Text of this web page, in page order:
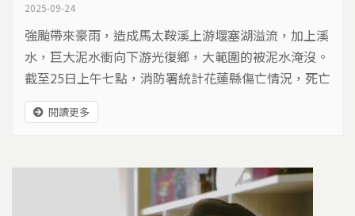
2025-09-24
強颱帶來豪雨，造成馬太鞍溪上游堰塞湖溢流，加上溪
水，巨大泥水衝向下游光復鄉，大範圍的被泥水淹沒。
截至25日上午七點，消防署統計花蓮縣傷亡情況，死亡
14人、31人失聯、受傷52人。許多光復鄉民聯繫不上
家人，十分擔憂，紛紛在社群發起尋人消息，請求各界
流，大量湖水和土砂往下游沖刷釀災。空拍畫面來源/
疣豬飛行中隊有限公司 氣象署依據最新氣象資料，...
閱讀更多